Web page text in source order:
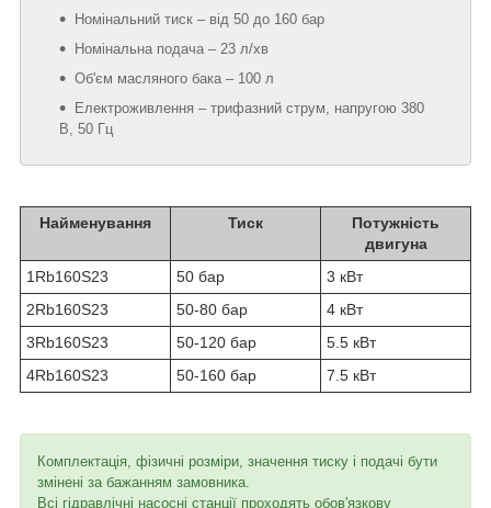
Номінальний тиск – від 50 до 160 бар
Номінальна подача – 23 л/хв
Об'єм масляного бака – 100 л
Електроживлення – трифазний струм, напругою 380
В, 50 Гц
Найменування Тиск
Потужність
двигуна
1Rb160S23
50 бар
3 кВт
2Rb160S23
50-80 бар
4 кВт
3Rb160S23
50-120 бар
5.5 кВт
4Rb160S23
50-160 бар 7.5 кВт
Комплектація, фізичні розміри, значення тиску і подачі бути
змінені за бажанням замовника.
Всі гідравлічні насосні станції проходять обов'язкову